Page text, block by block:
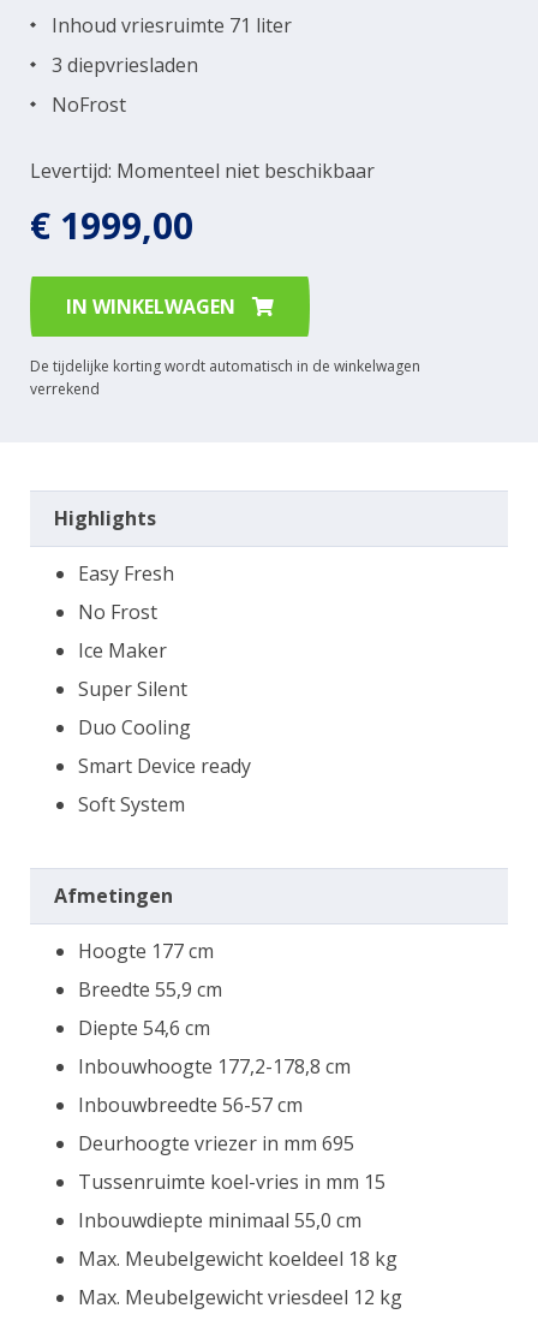
Levertijd: Momenteel niet beschikbaar
Inhoud vriesruimte 71 liter
3 diepvriesladen
NoFrost
€ 1999,00
IN WINKELWAGEN
De tijdelijke korting wordt automatisch in de winkelwagen
verrekend
Highlights
Easy Fresh
No Frost
Ice Maker
Super Silent
Duo Cooling
Smart Device ready
Soft System
Afmetingen
Hoogte 177 cm
Breedte 55,9 cm
Diepte 54,6 cm
Inbouwhoogte 177,2-178,8 cm
Inbouwbreedte 56-57 cm
Deurhoogte vriezer in mm 695
Tussenruimte koel-vries in mm 15
Inbouwdiepte minimaal 55,0 cm
Max. Meubelgewicht koeldeel 18 kg
Max. Meubelgewicht vriesdeel 12 kg